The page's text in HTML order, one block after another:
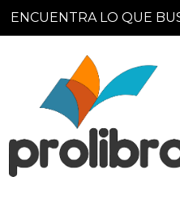
ENCUENTRA LO QUE